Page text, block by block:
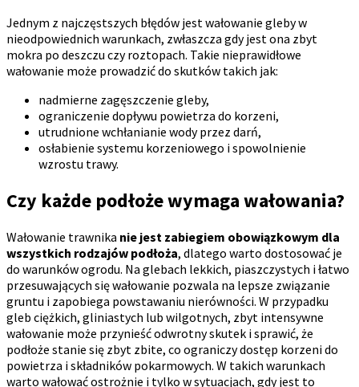
Jednym z najczęstszych błędów jest wałowanie gleby w
nieodpowiednich warunkach, zwłaszcza gdy jest ona zbyt
mokra po deszczu czy roztopach. Takie nieprawidłowe
wałowanie może prowadzić do skutków takich jak:
nadmierne zagęszczenie gleby,
ograniczenie dopływu powietrza do korzeni,
utrudnione wchłanianie wody przez darń,
osłabienie systemu korzeniowego i spowolnienie
wzrostu trawy.
Czy każde podłoże wymaga wałowania?
Wałowanie trawnika nie jest zabiegiem obowiązkowym dla
wszystkich rodzajów podłoża, dlatego warto dostosować je
do warunków ogrodu. Na glebach lekkich, piaszczystych i łatwo
przesuwających się wałowanie pozwala na lepsze związanie
gruntu i zapobiega powstawaniu nierówności. W przypadku
gleb ciężkich, gliniastych lub wilgotnych, zbyt intensywne
wałowanie może przynieść odwrotny skutek i sprawić, że
podłoże stanie się zbyt zbite, co ograniczy dostęp korzeni do
powietrza i składników pokarmowych. W takich warunkach
warto wałować ostrożnie i tylko w sytuacjach, gdy jest to